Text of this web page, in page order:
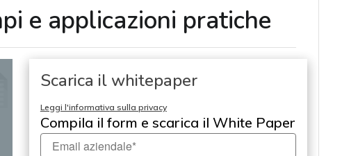
e applicazioni pratiche
Scarica il whitepaper
Leggi l'informativa sulla privacy
Compila il form e scarica il White Paper